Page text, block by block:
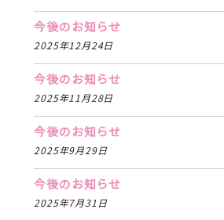
今後のお知らせ
2025年12月24日
今後のお知らせ
2025年11月28日
今後のお知らせ
2025年9月29日
今後のお知らせ
2025年7月31日